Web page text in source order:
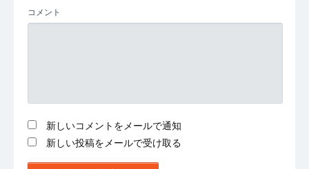
コメント
新しいコメントをメールで通知
新しい投稿をメールで受け取る